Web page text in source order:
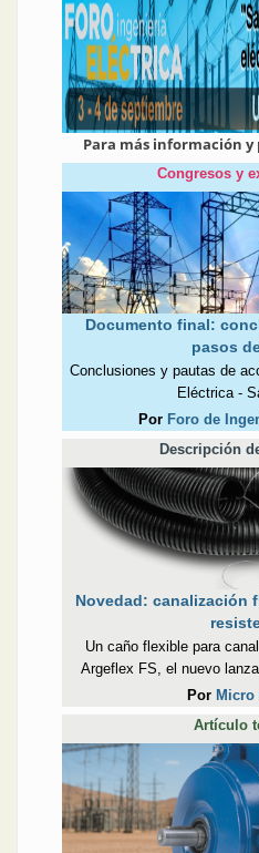
Para más información
Congresos y
Documento final:
pasos
Conclusiones y pautas de
Eléctrica -
Por Foro de
Descripción
Novedad: canalización
Un caño flexible para
Argeflex FS, el nuevo
Por Micro
Artículo